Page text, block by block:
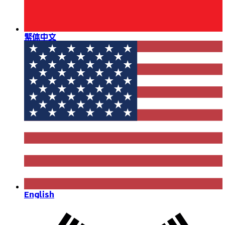
繁体中文
English